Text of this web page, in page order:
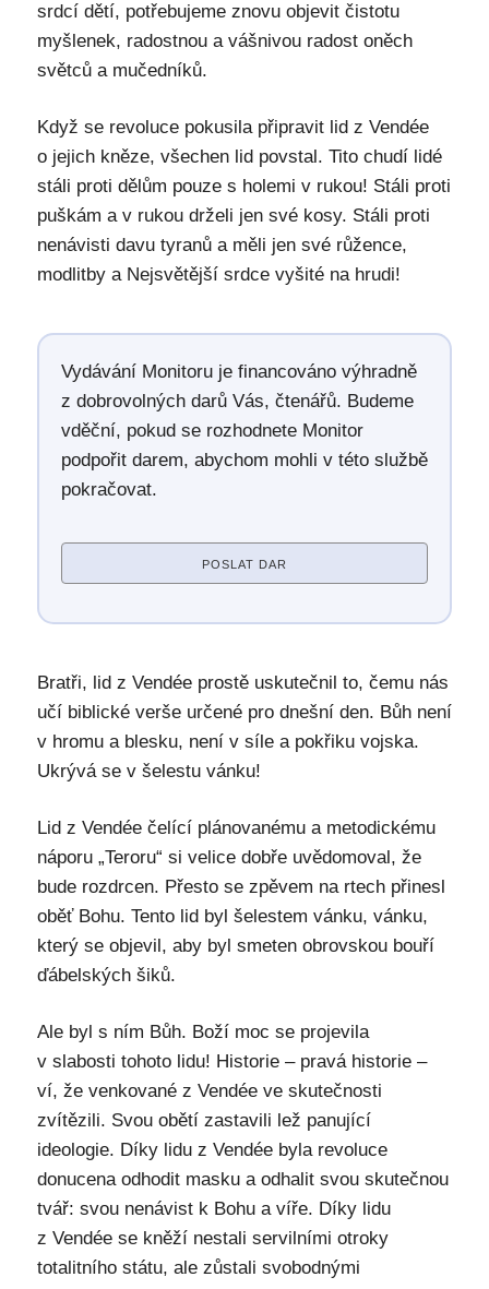
srdcí dětí, potřebujeme znovu objevit čistotu
myšlenek, radostnou a vášnivou radost oněch
světců a mučedníků.
Když se revoluce pokusila připravit lid z Vendée
o jejich kněze, všechen lid povstal. Tito chudí lidé
stáli proti dělům pouze s holemi v rukou! Stáli proti
puškám a v rukou drželi jen své kosy. Stáli proti
nenávisti davu tyranů a měli jen své růžence,
modlitby a Nejsvětější srdce vyšité na hrudi!
Vydávání Monitoru je financováno výhradně
z dobrovolných darů Vás, čtenářů. Budeme
vděční, pokud se rozhodnete Monitor
podpořit darem, abychom mohli v této službě
pokračovat.
POSLAT DAR
Bratři, lid z Vendée prostě uskutečnil to, čemu nás
učí biblické verše určené pro dnešní den. Bůh není
v hromu a blesku, není v síle a pokřiku vojska.
Ukrývá se v šelestu vánku!
Lid z Vendée čelící plánovanému a metodickému
náporu „Teroru“ si velice dobře uvědomoval, že
bude rozdrcen. Přesto se zpěvem na rtech přinesl
oběť Bohu. Tento lid byl šelestem vánku, vánku,
který se objevil, aby byl smeten obrovskou bouří
ďábelských šiků.
Ale byl s ním Bůh. Boží moc se projevila
v slabosti tohoto lidu! Historie – pravá historie –
ví, že venkované z Vendée ve skutečnosti
zvítězili. Svou obětí zastavili lež panující
ideologie. Díky lidu z Vendée byla revoluce
donucena odhodit masku a odhalit svou skutečnou
tvář: svou nenávist k Bohu a víře. Díky lidu
z Vendée se kněží nestali servilními otroky
totalitního státu, ale zůstali svobodnými